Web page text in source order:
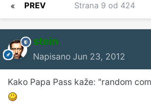
PREV Strana 9 od 424
stein
Napisano Jun 23, 2012
Kako Papa Pass kaže: "random